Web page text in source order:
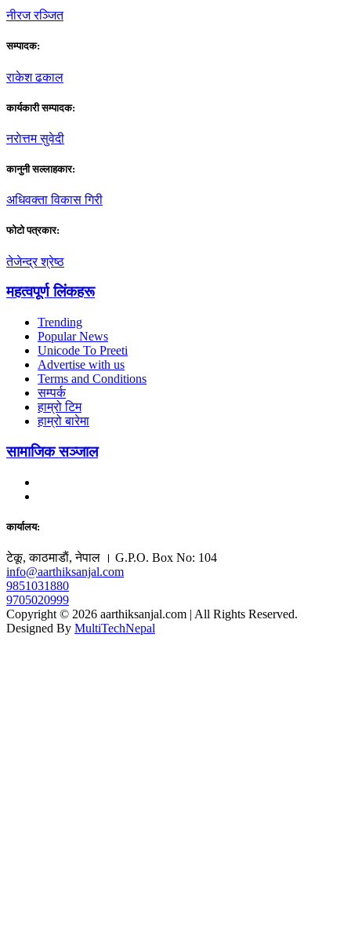
नीरज रञ्जित
सम्पादक:
राकेश ढकाल
कार्यकारी सम्पादक:
नराेत्तम सुवेदी
कानुनी सल्लाहकार:
अधिवक्ता विकास गिरी
फाेटाे पत्रकार:
तेजेन्द्र श्रेष्ठ
महत्वपूर्ण लिंकहरू
Trending
Popular News
Unicode To Preeti
Advertise with us
Terms and Conditions
सम्पर्क
हाम्रो टिम
हाम्रो बारेमा
सामाजिक सञ्जाल
कार्यालय:
टेकू, काठमाडाैं, नेपाल । G.P.O. Box No: 104
info@aarthiksanjal.com
9851031880
9705020999
Copyright © 2026 aarthiksanjal.com | All Rights Reserved.
Designed By MultiTechNepal